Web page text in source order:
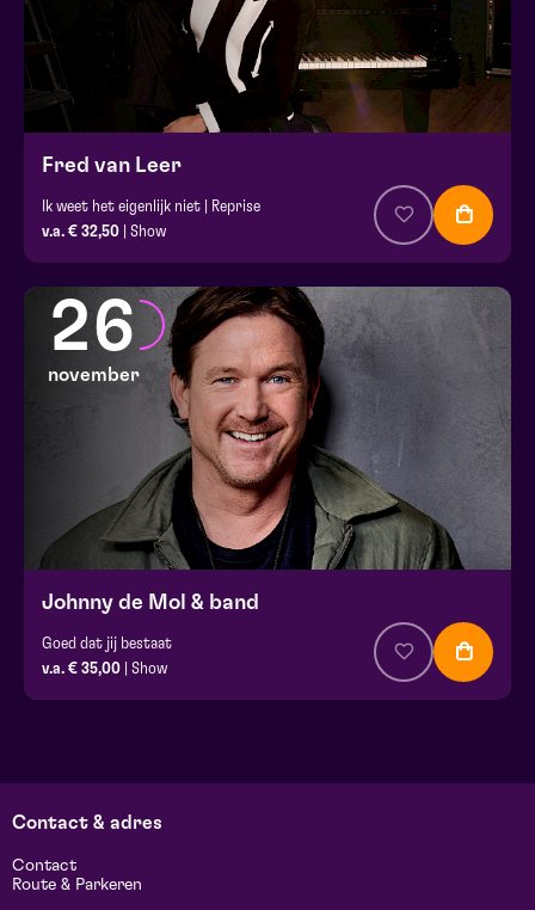
Fred van Leer
Ik weet het eigenlijk niet | Reprise
v.a. € 32,50 | Show
26
november
Johnny de Mol & band
Goed dat jij bestaat
v.a. € 35,00 | Show
Contact & adres
Contact
Route & Parkeren